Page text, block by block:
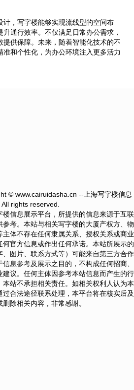
计，写字楼能够实现流线型的空间布
通行效率。不仅满足日常办公需求，
提供保障。未来，随着智能化技术的不
准和个性化，为办公环境注入更多活力
© www.cairuidasha.cn --上海写字楼信息
rights reserved.
信息展示平台，所提供的信息来源于互联
考。本站与相关写字楼的大厦产权方、物
体不存在任何隶属关系、授权关系或商业
官方信息或作出任何承诺。本站所展示的
图片、联系方式等）可能来自第三方合作
息参考及展示之目的，不构成任何招商、
议。任何主体因参考本站信息而产生的行
站不承担相关责任。如相关权利人认为本
合法途径联系处理，本平台将在核实后及
除相关内容，非常感谢。